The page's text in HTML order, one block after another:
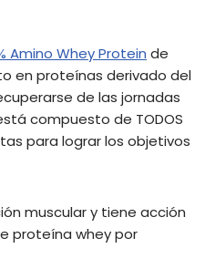
Amino Whey Protein de
en proteínas derivado del
de las jornadas
compuesto de TODOS
para lograr los objetivos
muscular y tiene acción
proteína whey por